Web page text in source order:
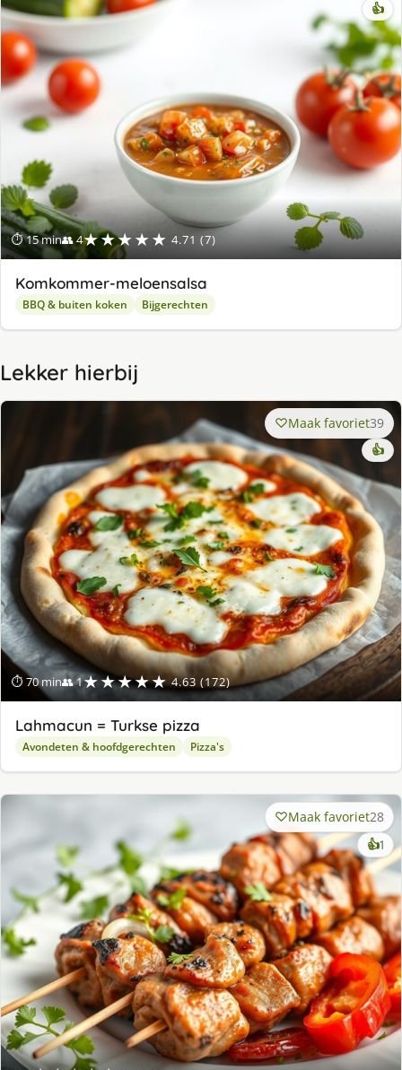
⏱ 15 min👥 4★★★★★ 4.71 (7)
👍
Komkommer-meloensalsa
BBQ & buiten koken Bijgerechten
Lekker hierbij
⏱ 70 min👥 1★★★★★ 4.63 (172)
Maak favoriet39
👍
Lahmacun = Turkse pizza
Avondeten & hoofdgerechten Pizza's
Maak favoriet28
👍1